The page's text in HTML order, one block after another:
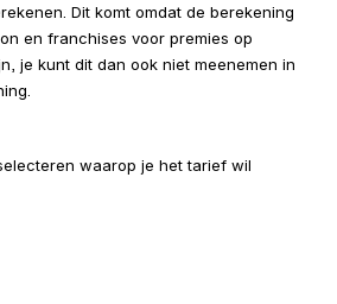
Dit komt omdat de berekening
en franchises voor premies op
je kunt dit dan ook niet meenemen in
waarop je het tarief wil